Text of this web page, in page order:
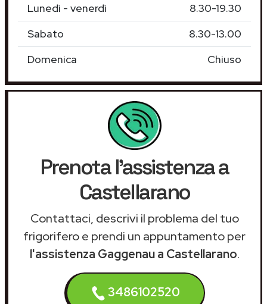
Lunedì - venerdì
8.30-19.30
Sabato
8.30-13.00
Domenica
Chiuso
Prenota l'assistenza a
Castellarano
Contattaci, descrivi il problema del tuo
frigorifero e prendi un appuntamento per
l'assistenza Gaggenau a Castellarano.
3486102520